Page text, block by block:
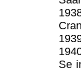
Se